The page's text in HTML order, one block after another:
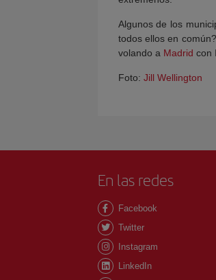
Algunos de los
todos ellos en
volando a Madrid con
Foto: Jill Wellington
En las redes
Facebook
Twitter
Instagram
LinkedIn